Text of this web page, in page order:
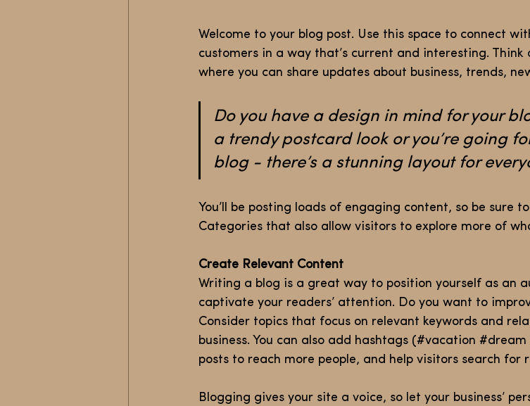
Welcome to your blog post. Use this space to connect
customers in a way that’s current and interesting.
where you can share updates about business, trends,
Do you have a design in mind for your
a trendy postcard look or you’re going
blog - there’s a stunning layout for
You’ll be posting loads of engaging content, so be sure
Categories that also allow visitors to explore more of
Create Relevant Content
Writing a blog is a great way to position yourself as an
captivate your readers’ attention. Do you want to
Consider topics that focus on relevant keywords and
business. You can also add hashtags (#vacation #dream
posts to reach more people, and help visitors search for
Blogging gives your site a voice, so let your business’